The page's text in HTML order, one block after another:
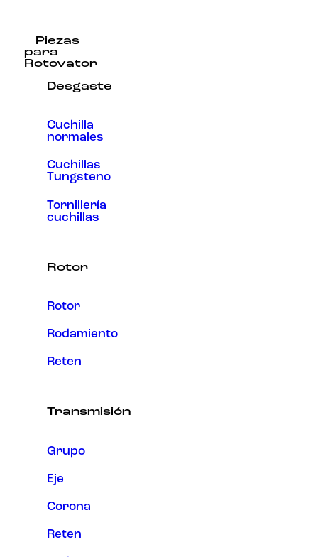
Piezas
para
Rotovator
Desgaste
Cuchilla
normales
Cuchillas
Tungsteno
Tornillería
cuchillas
Rotor
Rotor
Rodamiento
Reten
Transmisión
Grupo
Eje
Corona
Reten